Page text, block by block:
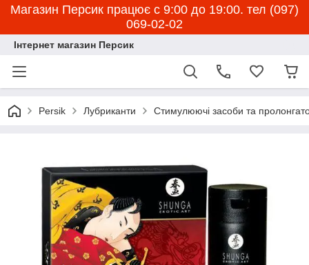
Магазин Персик працює с 9:00 до 19:00. тел (097)
069-02-02
Інтернет магазин Персик
Persik Лубриканти Стимулюючі засоби та